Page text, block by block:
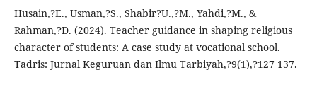
Husain,?E., Usman,?S., Shabir?U.,?M., Yahdi,?M., &
Rahman,?D. (2024). Teacher guidance in shaping religious
character of students: A case study at vocational school.
Tadris: Jurnal Keguruan dan Ilmu Tarbiyah,?9(1),?127 137.